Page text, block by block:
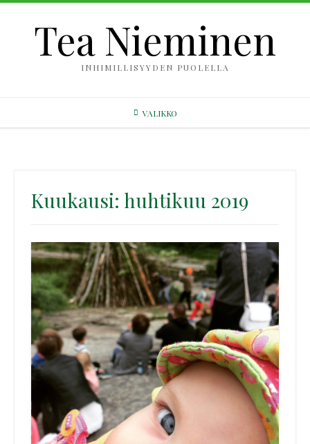
Skip
Tea Nieminen
INHIMILLISYYDEN PUOLELLA
VALIKKO
Kuukausi: huhtikuu 2019